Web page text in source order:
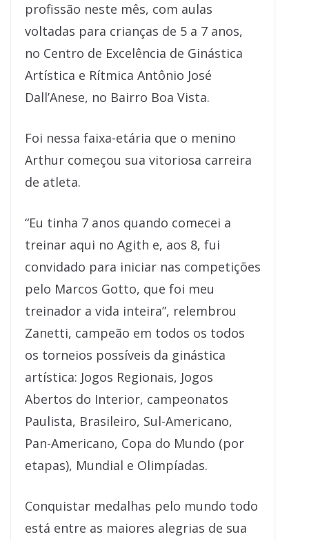
profissão neste mês, com aulas
voltadas para crianças de 5 a 7 anos,
no Centro de Excelência de Ginástica
Artística e Rítmica Antônio José
Dall’Anese, no Bairro Boa Vista.
Foi nessa faixa-etária que o menino
Arthur começou sua vitoriosa carreira
de atleta.
“Eu tinha 7 anos quando comecei a
treinar aqui no Agith e, aos 8, fui
convidado para iniciar nas competições
pelo Marcos Gotto, que foi meu
treinador a vida inteira”, relembrou
Zanetti, campeão em todos os todos
os torneios possíveis da ginástica
artística: Jogos Regionais, Jogos
Abertos do Interior, campeonatos
Paulista, Brasileiro, Sul-Americano,
Pan-Americano, Copa do Mundo (por
etapas), Mundial e Olimpíadas.
Conquistar medalhas pelo mundo todo
está entre as maiores alegrias de sua